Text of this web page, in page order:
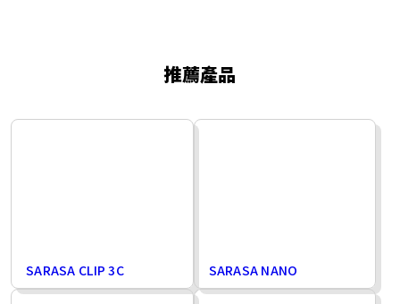
推薦產品
SARASA CLIP 3C SARASA NANO